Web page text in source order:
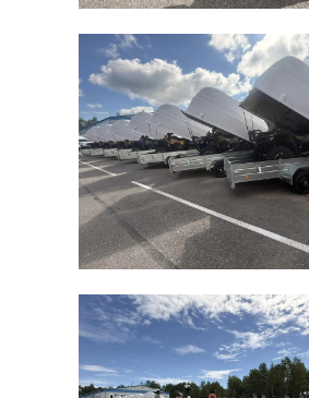
Предложение о создании
межведомственного
Санкт-Петербурга и
Ленинградской области
круглого стола
формат, по их мнению,
эффективнее
работу по
подобных преступлений.